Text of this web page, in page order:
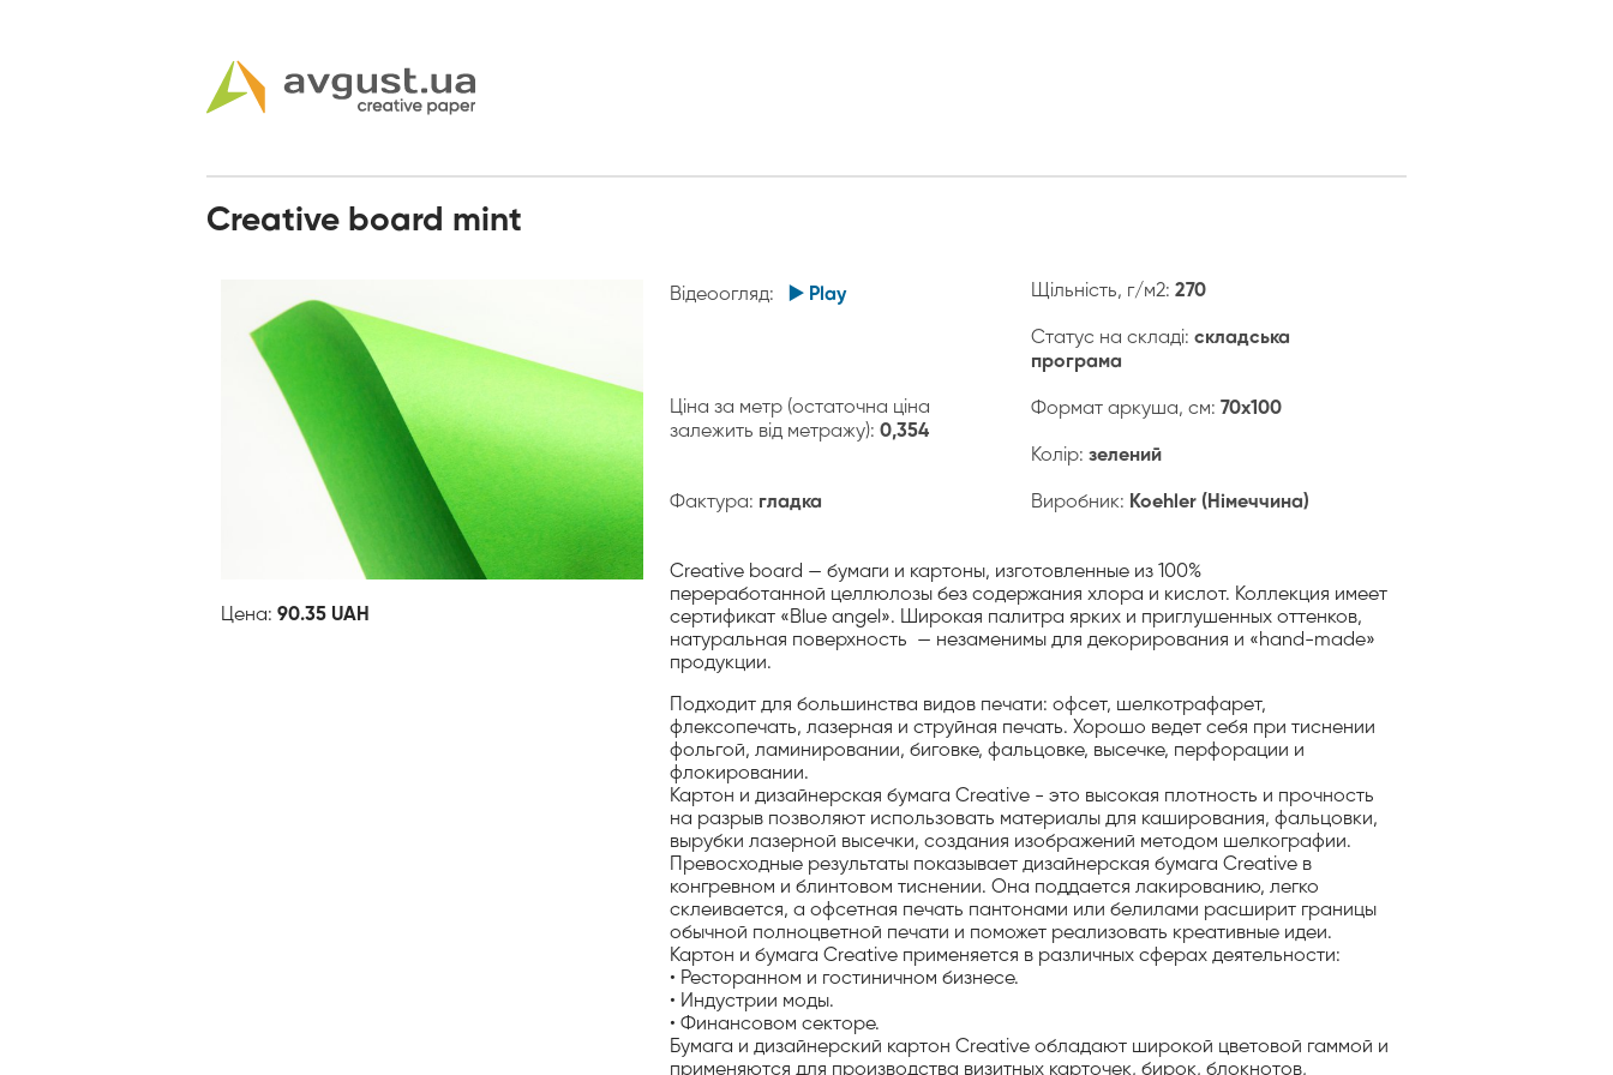
Creative board mint
Цена: 90.35 UAH
Відеоогляд: ▶️ Play Щільність, г/м2: 270
Статус на складі: складська
програма
Ціна за метр (остаточна ціна
залежить від метражу): 0,354
Формат аркуша, см: 70х100
Колір: зелений
Фактура: гладка Виробник: Koehler (Німеччина)
Creative board — бумаги и картоны, изготовленные из 100%
переработанной целлюлозы без содержания хлора и кислот. Коллекция имеет
сертификат «Blue angel». Широкая палитра ярких и приглушенных оттенков,
натуральная поверхность — незаменимы для декорирования и «hand-made»
продукции.
Подходит для большинства видов печати: офсет, шелкотрафарет,
флексопечать, лазерная и струйная печать. Хорошо ведет себя при тиснении
фольгой, ламинировании, биговке, фальцовке, высечке, перфорации и
флокировании.
Картон и дизайнерская бумага Creative - это высокая плотность и прочность
на разрыв позволяют использовать материалы для каширования, фальцовки,
вырубки лазерной высечки, создания изображений методом шелкографии.
Превосходные результаты показывает дизайнерская бумага Creative в
конгревном и блинтовом тиснении. Она поддается лакированию, легко
склеивается, а офсетная печать пантонами или белилами расширит границы
обычной полноцветной печати и поможет реализовать креативные идеи.
Картон и бумага Creative применяется в различных сферах деятельности:
• Ресторанном и гостиничном бизнесе.
• Индустрии моды.
• Финансовом секторе.
Бумага и дизайнерский картон Creative обладают широкой цветовой гаммой и
применяются для производства визитных карточек, бирок, блокнотов,